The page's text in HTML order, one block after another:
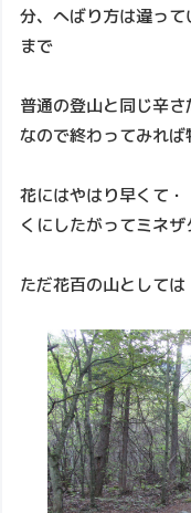
分、へばり方は違っ
まで
普通の登山と同じ辛
なので終わってみれば
花にはやはり早くて
くにしたがってミネザ
ただ花百の山としては